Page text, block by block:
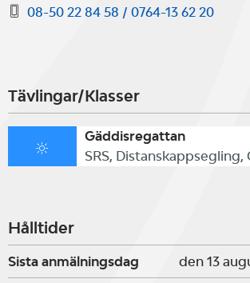
08-50 22 84 58 / 0764-13 62 20
Tävlingar/Klasser
Gäddisregattan
SRS, Distanskappsegling,
Hålltider
Sista anmälningsdag den 13